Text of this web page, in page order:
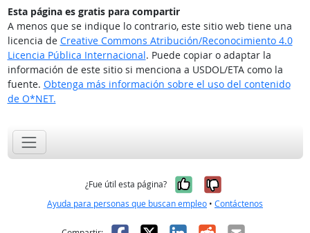
Esta página es gratis para compartir
A menos que se indique lo contrario, este sitio web tiene una
licencia de Creative Commons Atribución/Reconocimiento 4.0
Licencia Pública Internacional. Puede copiar o adaptar la
información de este sitio si menciona a USDOL/ETA como la
fuente. Obtenga más información sobre el uso del contenido
de O*NET.
¿Fue útil esta página? Sí, fue útil
No, no fue
Ayuda para personas que buscan empleo • Contáctenos